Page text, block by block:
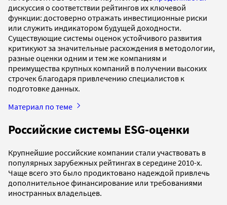
дискуссия о соответствии рейтингов их ключевой
функции: достоверно отражать инвестиционные риски
или служить индикатором будущей доходности.
Существующие системы оценок устойчивого развития
критикуют за значительные расхождения в методологии,
разные оценки одним и тем же компаниям и
преимущества крупных компаний в получении высоких
строчек благодаря привлечению специалистов к
подготовке данных.
Материал по теме
Российские системы ESG-оценки
Крупнейшие российские компании стали участвовать в
популярных зарубежных рейтингах в середине 2010-х.
Чаще всего это было продиктовано надеждой привлечь
дополнительное финансирование или требованиями
иностранных владельцев.